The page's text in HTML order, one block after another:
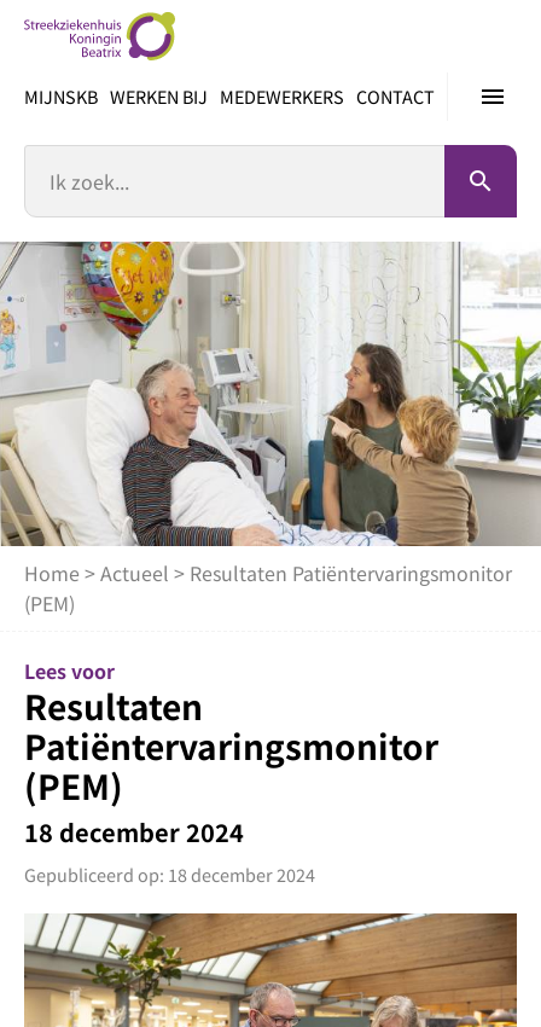
inhoud
menu
MIJNSKB WERKEN BIJ MEDEWERKERS CONTACT
search
Home >Actueel > Resultaten Patiëntervaringsmonitor
(PEM)
Lees voor
Resultaten
Patiëntervaringsmonitor
(PEM)
18 december 2024
Gepubliceerd op: 18 december 2024